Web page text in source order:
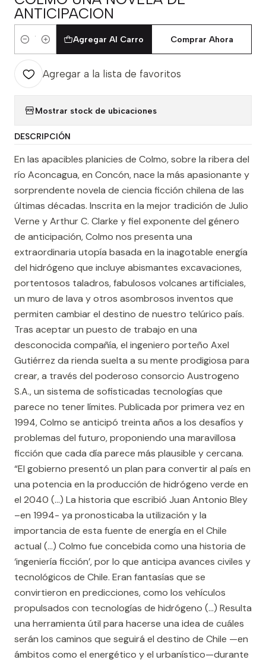
ANTICIPACION
Cantidad
Agregar Al Carro Comprar Ahora
Agregar a la lista de favoritos
Mostrar stock de ubicaciones
DESCRIPCIÓN
En las apacibles planicies de Colmo, sobre la ribera del
río Aconcagua, en Concón, nace la más apasionante y
sorprendente novela de ciencia ficción chilena de las
últimas décadas. Inscrita en la mejor tradición de Julio
Verne y Arthur C. Clarke y fiel exponente del género
de anticipación, Colmo nos presenta una
extraordinaria utopía basada en la inagotable energía
del hidrógeno que incluye abismantes excavaciones,
portentosos taladros, fabulosos volcanes artificiales,
un muro de lava y otros asombrosos inventos que
permiten cambiar el destino de nuestro telúrico país.
Tras aceptar un puesto de trabajo en una
desconocida compañía, el ingeniero porteño Axel
Gutiérrez da rienda suelta a su mente prodigiosa para
crear, a través del poderoso consorcio Austrogeno
S.A., un sistema de sofisticadas tecnologías que
parece no tener límites. Publicada por primera vez en
1994, Colmo se anticipó treinta años a los desafíos y
problemas del futuro, proponiendo una maravillosa
ficción que cada día parece más plausible y cercana.
“El gobierno presentó un plan para convertir al país en
una potencia en la producción de hidrógeno verde en
el 2040 (…) La historia que escribió Juan Antonio Bley
–en 1994- ya pronosticaba la utilización y la
importancia de esta fuente de energía en el Chile
actual (…) Colmo fue concebida como una historia de
‘ingeniería ficción’, por lo que anticipa avances civiles y
tecnológicos de Chile. Eran fantasías que se
convirtieron en predicciones, como los vehículos
propulsados con tecnologías de hidrógeno (…) Resulta
una herramienta útil para hacerse una idea de cuáles
serán los caminos que seguirá el destino de Chile —en
ámbitos como el energético y el urbanístico—durante